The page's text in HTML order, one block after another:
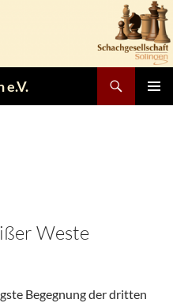
e.V.
Weste
Begegnung der dritten